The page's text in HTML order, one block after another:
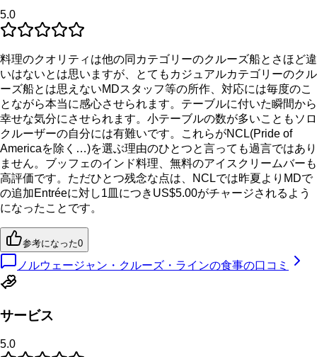
5.0
料理のクオリティは他の同カテゴリーのクルーズ船とさほど違
いはないとは思いますが、とてもカジュアルカテゴリーのクル
ーズ船とは思えないMDスタッフ等の所作、対応には毎度のこ
とながら本当に感心させられます。テーブルに付いた瞬間から
幸せな気分にさせられます。小テーブルの数が多いこともソロ
クルーザーの自分には有難いです。これらがNCL(Pride of
Americaを除く…)を選ぶ理由のひとつと言っても過言ではあり
ません。ブッフェのインド料理、無料のアイスクリームバーも
高評価です。ただひとつ残念な点は、NCLでは昨夏よりMDで
の追加Entréeに対し1皿につきUS$5.00がチャージされるよう
になったことです。
参考になった0
ノルウェージャン・クルーズ・ラインの食事の口コミ
サービス
5.0